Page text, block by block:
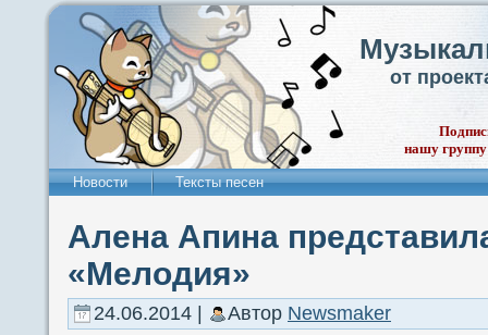
от
нашу
Новости Тексты песен
Алена Апина
«Мелодия»
24.06.2014 | Автор Newsmaker